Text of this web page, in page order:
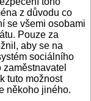
z důvodu co
se všemi osobami
Pouze za
aby se na
sociálního
tuto možnost
někoho jiného.